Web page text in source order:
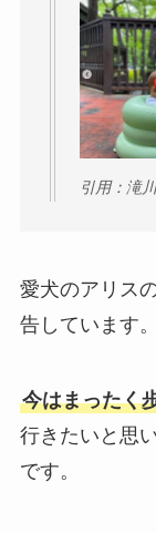
引用：滝
愛犬のアリス
告しています。
今はまったく
行きたいと思
です。